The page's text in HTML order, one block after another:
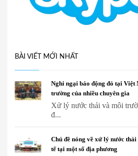
BÀI VIẾT MỚI NHẤT
Nghi ngại báo động đỏ tại Việt
trường của nhiều chuyên gia
Xử lý nước thải và môi
đ...
Chủ đề nóng về xử lý nước
tế tại một số địa phương